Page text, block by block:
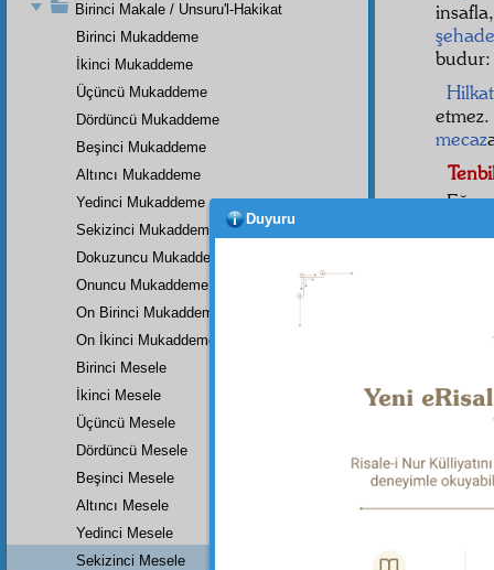
budur:
Hilkat
mecaz
Birinci Makale / Unsuru'l-Hakikat
Birinci Mukaddeme
İkinci Mukaddeme
Üçüncü Mukaddeme
Dördüncü Mukaddeme
Beşinci Mukaddeme
Altıncı Mukaddeme
Yedinci Mukaddeme
Sekizinci Mukaddeme
Dokuzuncu Mukaddeme
Onuncu Mukaddeme
On Birinci Mukaddeme
On İkinci Mukaddeme
Birinci Mesele
İkinci Mesele
Üçüncü Mesele
Dördüncü Mesele
Beşinci Mesele
Altıncı Mesele
Yedinci Mesele
Sekizinci Mesele
Duyuru